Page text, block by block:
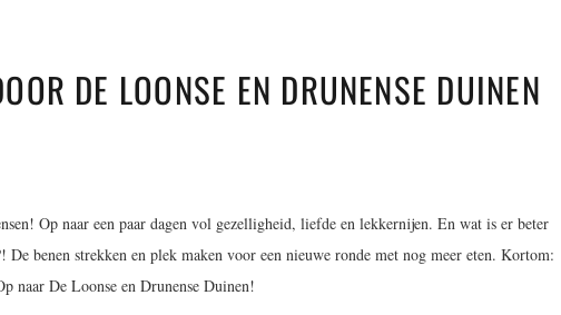
DE LOONSE EN DRUNENSE DUINEN
Op naar een paar dagen vol gezelligheid, liefde en lekkernijen. En wat is er beter
benen strekken en plek maken voor een nieuwe ronde met nog meer eten. Kortom:
naar De Loonse en Drunense Duinen!